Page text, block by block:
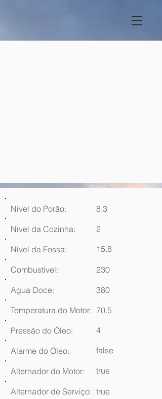
Nível do Porão:
8.3
Nível da Cozinha:
2
Nível da Fossa:
15.8
Combustível:
230
Agua Doce:
380
Temperatura do Motor: 70.5
Pressão do Óleo:
4
Alarme do Óleo: false
Alternador do Motor: true
Alternador de Serviço: true